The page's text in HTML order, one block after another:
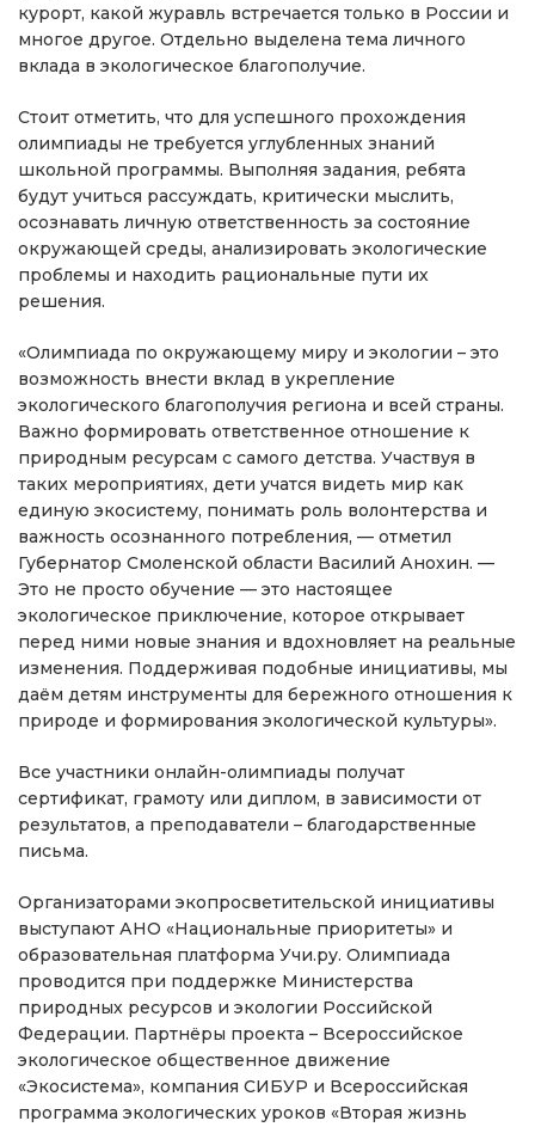
курорт, какой журавль встречается только в России и
многое другое. Отдельно выделена тема личного
вклада в экологическое благополучие.
Стоит отметить, что для успешного прохождения
олимпиады не требуется углубленных знаний
школьной программы. Выполняя задания, ребята
будут учиться рассуждать, критически мыслить,
осознавать личную ответственность за состояние
окружающей среды, анализировать экологические
проблемы и находить рациональные пути их
решения.
«Олимпиада по окружающему миру и экологии – это
возможность внести вклад в укрепление
экологического благополучия региона и всей страны.
Важно формировать ответственное отношение к
природным ресурсам с самого детства. Участвуя в
таких мероприятиях, дети учатся видеть мир как
единую экосистему, понимать роль волонтерства и
важность осознанного потребления, — отметил
Губернатор Смоленской области Василий Анохин. —
Это не просто обучение — это настоящее
экологическое приключение, которое открывает
перед ними новые знания и вдохновляет на реальные
изменения. Поддерживая подобные инициативы, мы
даём детям инструменты для бережного отношения к
природе и формирования экологической культуры».
Все участники онлайн-олимпиады получат
сертификат, грамоту или диплом, в зависимости от
результатов, а преподаватели – благодарственные
письма.
Организаторами экопросветительской инициативы
выступают АНО «Национальные приоритеты» и
образовательная платформа Учи.ру. Олимпиада
проводится при поддержке Министерства
природных ресурсов и экологии Российской
Федерации. Партнёры проекта – Всероссийское
экологическое общественное движение
«Экосистема», компания СИБУР и Всероссийская
программа экологических уроков «Вторая жизнь